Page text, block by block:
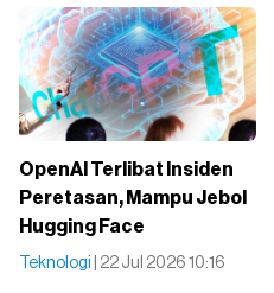
OpenAI Terlibat Insiden
Peretasan, Mampu Jebol
Hugging Face
Teknologi | 22 Jul 2026 10:16